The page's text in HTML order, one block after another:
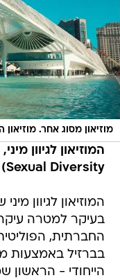
מוזיאון מסוג אחר. מוזיאון
Sexual Diversity)
בעיקר למטרה
החברתית,
בברזיל באמצעות
הייחודי - הראשון